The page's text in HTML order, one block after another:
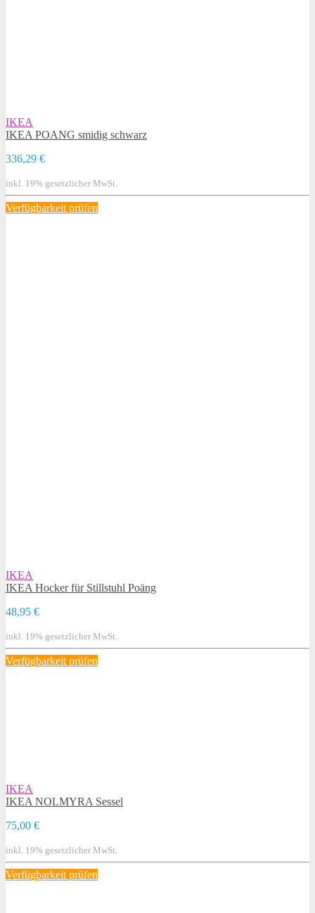
IKEA
IKEA POANG smidig schwarz
336,29 €
inkl. 19% gesetzlicher MwSt.
Verfügbarkeit prüfen
IKEA
IKEA Hocker für Stillstuhl Poäng
48,95 €
inkl. 19% gesetzlicher MwSt.
Verfügbarkeit prüfen
IKEA
IKEA NOLMYRA Sessel
75,00 €
inkl. 19% gesetzlicher MwSt.
Verfügbarkeit prüfen